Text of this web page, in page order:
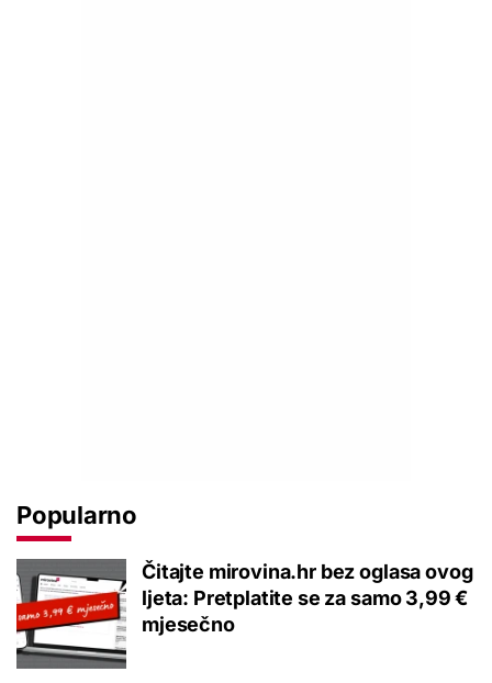
Popularno
Čitajte mirovina.hr bez oglasa ovog
ljeta: Pretplatite se za samo 3,99 €
mjesečno